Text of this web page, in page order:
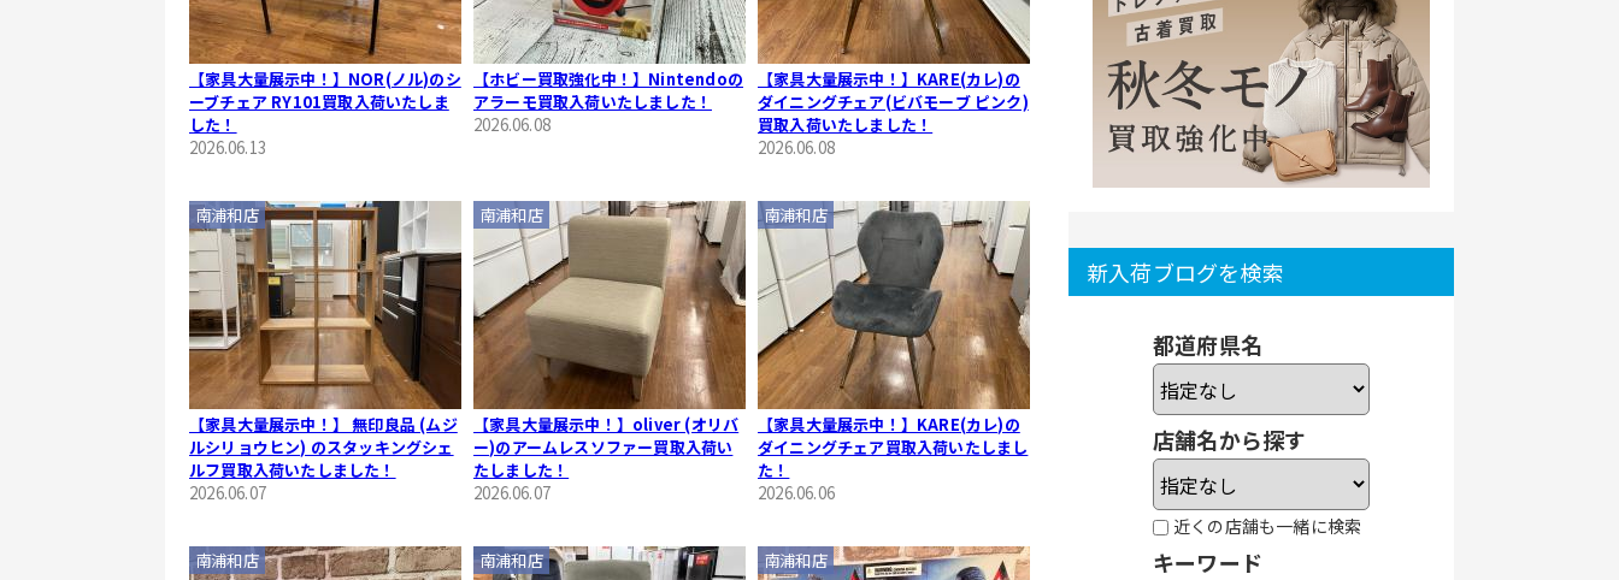
【家具大量展示中！】NOR(ノル)のシ
ーブチェア RY101買取入荷いたしま
した！
2026.06.13
【ホビー買取強化中！】Nintendoの
アラーモ買取入荷いたしました！
2026.06.08
【家具大量展示中！】KARE(カレ)の
ダイニングチェア(ビバモーブ ピンク)
買取入荷いたしました！
2026.06.08
【家具大量展示中！】 無印良品 (ムジ
ルシリョウヒン) のスタッキングシェ
ルフ買取入荷いたしました！
2026.06.07
南浦和店
【家具大量展示中！】oliver (オリバ
ー)のアームレスソファー買取入荷い
たしました！
2026.06.07
南浦和店
【家具大量展示中！】KARE(カレ)の
ダイニングチェア買取入荷いたしまし
た！
2026.06.06
南浦和店
南浦和店 南浦和店 南浦和店
新入荷ブログを検索
都道府県名
店舗名から探す
近くの店舗も一緒に検索
キーワード